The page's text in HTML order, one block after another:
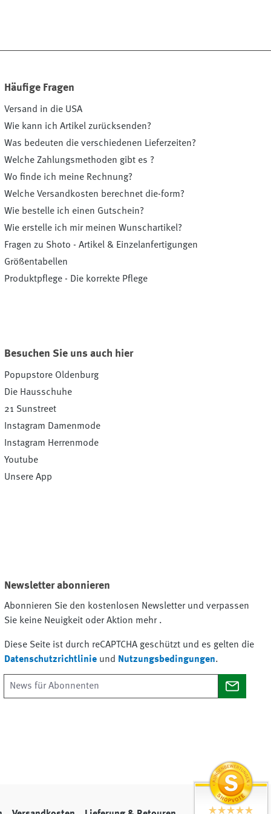
Häufige Fragen
Versand in die USA
Wie kann ich Artikel zurücksenden?
Was bedeuten die verschiedenen Lieferzeiten?
Welche Zahlungsmethoden gibt es ?
Wo finde ich meine Rechnung?
Welche Versandkosten berechnet die-form?
Wie bestelle ich einen Gutschein?
Wie erstelle ich mir meinen Wunschartikel?
Fragen zu Shoto - Artikel & Einzelanfertigungen
Größentabellen
Produktpflege - Die korrekte Pflege
Besuchen Sie uns auch hier
Popupstore Oldenburg
Die Hausschuhe
21 Sunstreet
Instagram Damenmode
Instagram Herrenmode
Youtube
Unsere App
Newsletter abonnieren
Abonnieren Sie den kostenlosen Newsletter und verpassen
Sie keine Neuigkeit oder Aktion mehr .
Diese Seite ist durch reCAPTCHA geschützt und es gelten die
Datenschutzrichtlinieund Nutzungsbedingungen.